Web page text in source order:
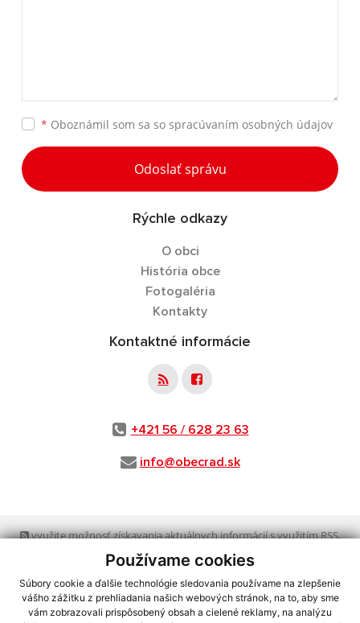
Používame cookies
Súbory cookie a ďalšie technológie sledovania používame na zlepšenie
vášho zážitku z prehliadania našich webových stránok, na to, aby sme
vám zobrazovali prispôsobený obsah a cielené reklamy, na analýzu
* Oboznámil som sa so spracúvaním osobných údajov
Odoslať správu
Rýchle odkazy
O obci
História obce
Fotogaléria
Kontakty
Kontaktné informácie
+421 56 / 628 23 63
info@obecrad.sk
využite možnosť získavania aktuálnych informácií s využitím RSS,
CMS systém (redakčný) systém ECHELON 2, Mapa stránok
webex.digital, s.r.o.,domény,registrácia domény
spoločnosť webex.digital, s.r.o.,technický prevádzkovateľ
Posledná aktualizácia:03.08.2026